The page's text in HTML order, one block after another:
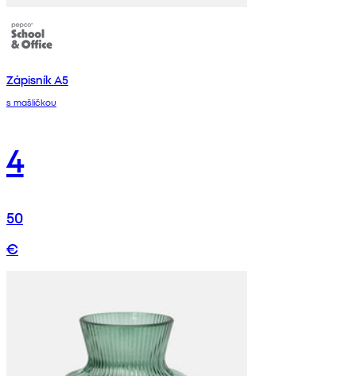
Zápisník A5
s mašličkou
4
50
€